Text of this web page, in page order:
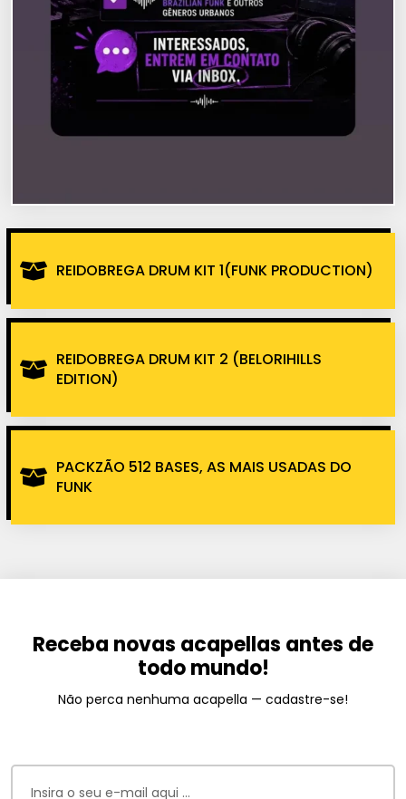
REIDOBREGA DRUM KIT 1(FUNK PRODUCTION)
REIDOBREGA DRUM KIT 2 (BELORIHILLS
EDITION)
PACKZÃO 512 BASES, AS MAIS USADAS DO
FUNK
Receba novas acapellas antes de
todo mundo!
Não perca nenhuma acapella — cadastre-se!